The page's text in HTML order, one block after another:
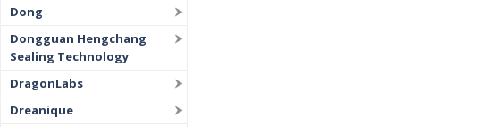
Dong
Dongguan Hengchang
Sealing Technology
DragonLabs
Dreanique